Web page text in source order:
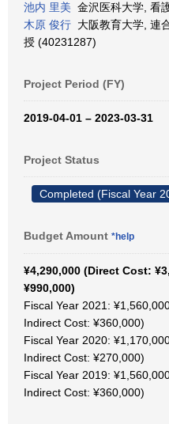
池内 里美 金沢医科大学, 看
木原 俊行 大阪教育大学, 連
授 (40231287)
Project Period (FY)
2019-04-01 – 2023-03-31
Project Status
Completed (Fiscal Year
Budget Amount *help
¥4,290,000 (Direct Cost:
¥990,000)
Fiscal Year 2021:
Indirect Cost: ¥360,000)
Fiscal Year 2020:
Indirect Cost: ¥270,000)
Fiscal Year 2019:
Indirect Cost: ¥360,000)